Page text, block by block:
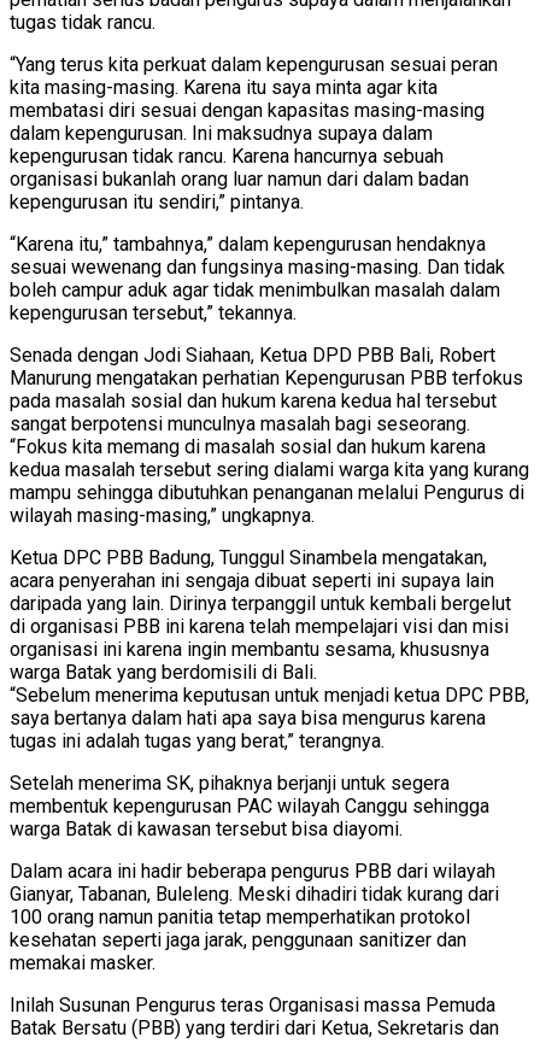
tugas tidak rancu.
“Yang terus kita perkuat dalam kepengurusan sesuai peran
kita masing-masing. Karena itu saya minta agar kita
membatasi diri sesuai dengan kapasitas masing-masing
dalam kepengurusan. Ini maksudnya supaya dalam
kepengurusan tidak rancu. Karena hancurnya sebuah
organisasi bukanlah orang luar namun dari dalam badan
kepengurusan itu sendiri,” pintanya.
“Karena itu,” tambahnya,” dalam kepengurusan hendaknya
sesuai wewenang dan fungsinya masing-masing. Dan tidak
boleh campur aduk agar tidak menimbulkan masalah dalam
kepengurusan tersebut,” tekannya.
Senada dengan Jodi Siahaan, Ketua DPD PBB Bali, Robert
Manurung mengatakan perhatian Kepengurusan PBB terfokus
pada masalah sosial dan hukum karena kedua hal tersebut
sangat berpotensi munculnya masalah bagi seseorang.
“Fokus kita memang di masalah sosial dan hukum karena
kedua masalah tersebut sering dialami warga kita yang kurang
mampu sehingga dibutuhkan penanganan melalui Pengurus di
wilayah masing-masing,” ungkapnya.
Ketua DPC PBB Badung, Tunggul Sinambela mengatakan,
acara penyerahan ini sengaja dibuat seperti ini supaya lain
daripada yang lain. Dirinya terpanggil untuk kembali bergelut
di organisasi PBB ini karena telah mempelajari visi dan misi
organisasi ini karena ingin membantu sesama, khususnya
warga Batak yang berdomisili di Bali.
“Sebelum menerima keputusan untuk menjadi ketua DPC PBB,
saya bertanya dalam hati apa saya bisa mengurus karena
tugas ini adalah tugas yang berat,” terangnya.
Setelah menerima SK, pihaknya berjanji untuk segera
membentuk kepengurusan PAC wilayah Canggu sehingga
warga Batak di kawasan tersebut bisa diayomi.
Dalam acara ini hadir beberapa pengurus PBB dari wilayah
Gianyar, Tabanan, Buleleng. Meski dihadiri tidak kurang dari
100 orang namun panitia tetap memperhatikan protokol
kesehatan seperti jaga jarak, penggunaan sanitizer dan
memakai masker.
Inilah Susunan Pengurus teras Organisasi massa Pemuda
Batak Bersatu (PBB) yang terdiri dari Ketua, Sekretaris dan